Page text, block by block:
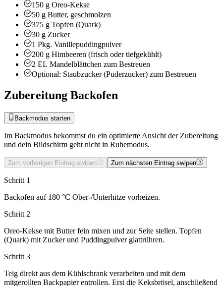
150 g Oreo-Kekse
50 g Butter, geschmolzen
375 g Topfen (Quark)
30 g Zucker
1 Pkg. Vanillepuddingpulver
200 g Himbeeren (frisch oder tiefgekühlt)
2 EL Mandelblättchen zum Bestreuen
Optional: Staubzucker (Puderzucker) zum Bestreuen
Zubereitung Backofen
Backmodus starten
Im Backmodus bekommst du ein optimierte Ansicht der Zubereitung
und dein Bildschirm geht nicht in Ruhemodus.
Zum vorherigen Eintrag swipen Zum nächsten Eintrag swipen
Schritt 1
Backofen auf 180 °C Ober-/Unterhitze vorheizen.
Schritt 2
Oreo-Kekse mit Butter fein mixen und zur Seite stellen. Topfen
(Quark) mit Zucker und Puddingpulver glattrühren.
Schritt 3
Teig direkt aus dem Kühlschrank verarbeiten und mit dem
mitgerollten Backpapier entrollen. Erst die Keksbrösel, anschließend